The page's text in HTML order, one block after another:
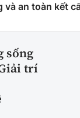
an toàn kết
sống
trí